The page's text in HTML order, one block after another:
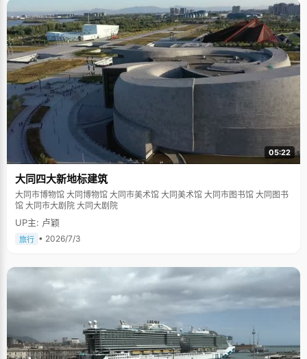
05:22
大同四大新地标建筑
大同市博物馆 大同博物馆 大同市美术馆 大同美术馆 大同市图书馆 大同图书
馆 大同市大剧院 大同大剧院
UP主: 卢颖
旅行 • 2026/7/3